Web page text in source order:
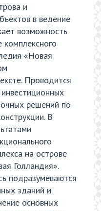
и
в ведение
возможность
«Новая
Проводится
решений по
В
на острове
Голландия».
подразумеваются
зданий и
основных